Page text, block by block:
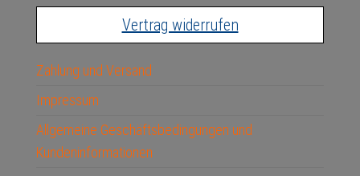
Vertrag widerrufen
Zahlung und Versand
Impressum
Allgemeine Geschäftsbedingungen und
Kundeninformationen